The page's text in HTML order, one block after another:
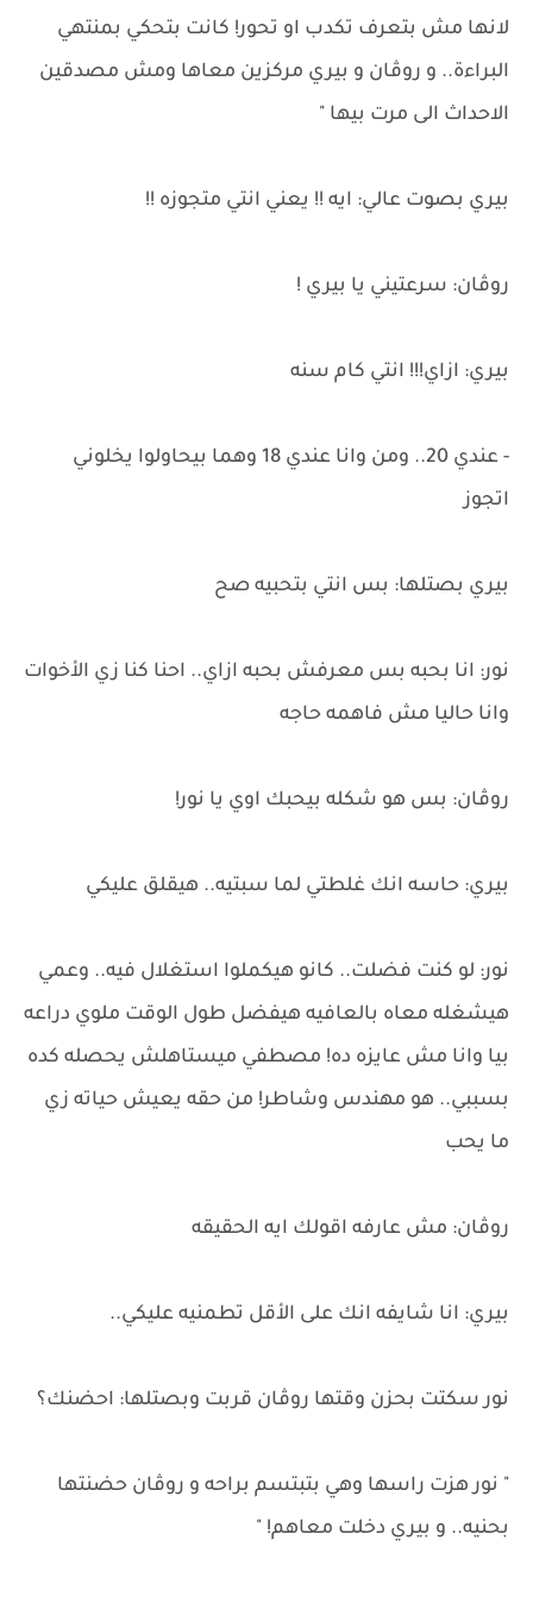
لانها مش بتعرف تكدب او تحور! كانت بتحكي بمنتهي
البراءة.. و روڤان و بيري مركزين معاها ومش مصدقين
الاحداث الى مرت بيها "
بيري بصوت عالي: ايه !! يعني انتي متجوزه !!
روڤان: سرعتيني يا بيري !
بيري: ازاي!!! انتي كام سنه
- عندي 20.. ومن وانا عندي 18 وهما بيحاولوا يخلوني
اتجوز
بيري بصتلها: بس انتي بتحبيه صح
نور: انا بحبه بس معرفش بحبه ازاي.. احنا كنا زي الأخوات
وانا حاليا مش فاهمه حاجه
روڤان: بس هو شكله بيحبك اوي يا نور!
بيري: حاسه انك غلطتي لما سبتيه.. هيقلق عليكي
نور: لو كنت فضلت.. كانو هيكملوا استغلال فيه.. وعمي
هيشغله معاه بالعافيه هيفضل طول الوقت ملوي دراعه
بيا وانا مش عايزه ده! مصطفي ميستاهلش يحصله كده
بسببي.. هو مهندس وشاطر! من حقه يعيش حياته زي
ما يحب
روڤان: مش عارفه اقولك ايه الحقيقه
بيري: انا شايفه انك على الأقل تطمنيه عليكي..
نور سكتت بحزن وقتها روڤان قربت وبصتلها: احضنك؟
" نور هزت راسها وهي بتبتسم براحه و روڤان حضنتها
بحنيه.. و بيري دخلت معاهم! "